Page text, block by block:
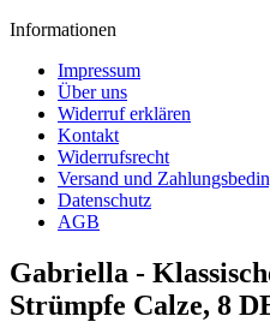
Informationen
Impressum
Über uns
Widerruf erklären
Kontakt
Widerrufsrecht
Versand und
Datenschutz
AGB
Gabriella -
Strümpfe Calze, 8